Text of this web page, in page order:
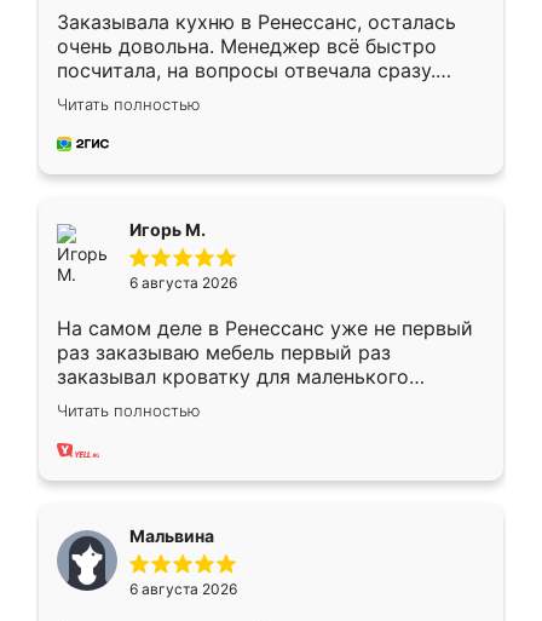
Заказывала кухню в Ренессанс, осталась
очень довольна. Менеджер всё быстро
посчитала, на вопросы отвечала сразу.
Замерщик приехал в субботу, подошёл к
делу со всей ответственностью. Собрали
за день, ребята работали аккуратно, даже
Читать полностью
Игорь М.
6 августа 2026
На самом деле в Ренессанс уже не первый
раз заказываю мебель первый раз
заказывал кроватку для маленького
ребёнка при его рождении ,во второй раз
заказал шкаф-купе. По качеству очень
хорошее сборка достаточно быстрая,
меньше, здесь же он более разнообразный.
Мне нравится ,если что-то потребуется из
мебели буду заказывать только здесь.
Читать полностью
Мальвина
6 августа 2026